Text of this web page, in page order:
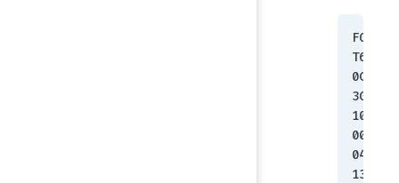
FG
T6
0C
3G
10
00
04
13